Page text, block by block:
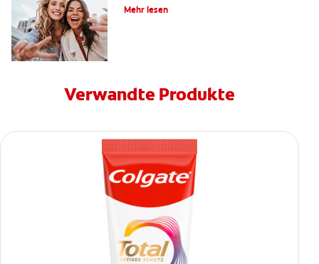
Mehr lesen
Verwandte Produkte